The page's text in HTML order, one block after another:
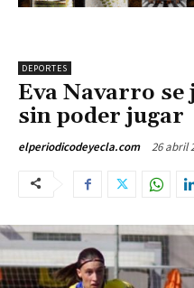
DEPORTES
Eva Navarro se
sin poder jugar
elperiodicodeyecla.com 26 abril